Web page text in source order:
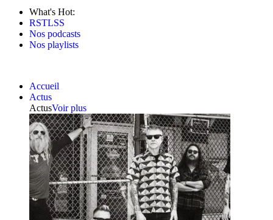
What's Hot:
RSTLSS
Nos podcasts
Nos playlists
Accueil
Actus
ActusVoir plus